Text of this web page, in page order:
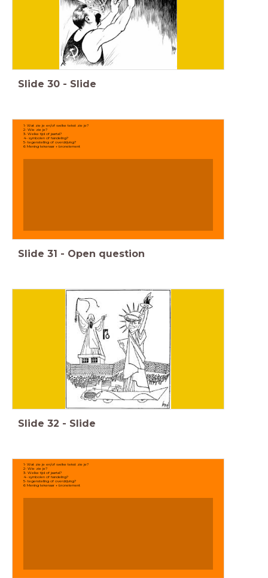
Slide 30 - Slide
1- Wat zie je en/of welke tekst zie je?
2- Wie zie je?
3- Welke tijd of jaartal?
4- symbolen of handeling?
5- tegenstelling of overdrijving?
6 Mening tekenaar + bronelement
Slide 31 - Open question
Slide 32 - Slide
1- Wat zie je en/of welke tekst zie je?
2- Wie zie je?
3- Welke tijd of jaartal?
4- symbolen of handeling?
5- tegenstelling of overdrijving?
6 Mening tekenaar + bronelement